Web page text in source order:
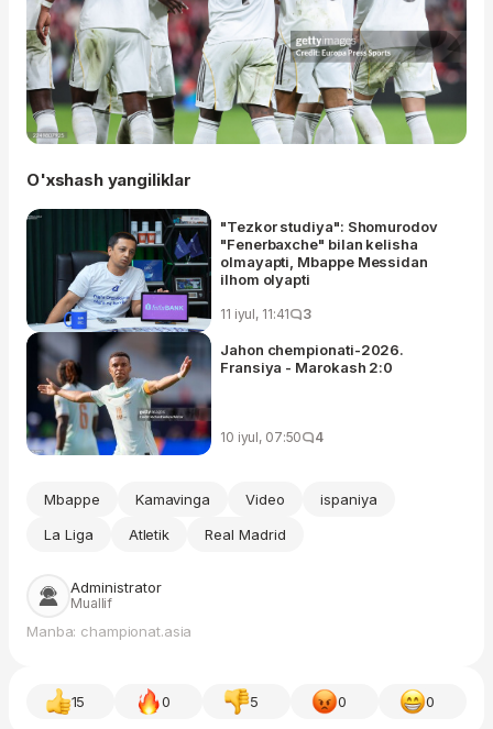
O'xshash yangiliklar
"Tezkor studiya": Shomurodov
"Fenerbaxche" bilan kelisha
olmayapti, Mbappe Messidan
ilhom olyapti
11 iyul, 11:41 3
Jahon chempionati-2026.
Fransiya - Marokash 2:0
10 iyul, 07:50 4
Mbappe Kamavinga Video
ispaniya
La Liga
Atletik Real Madrid
Administrator
Muallif
Manba: championat.asia
15 0 5 0 0